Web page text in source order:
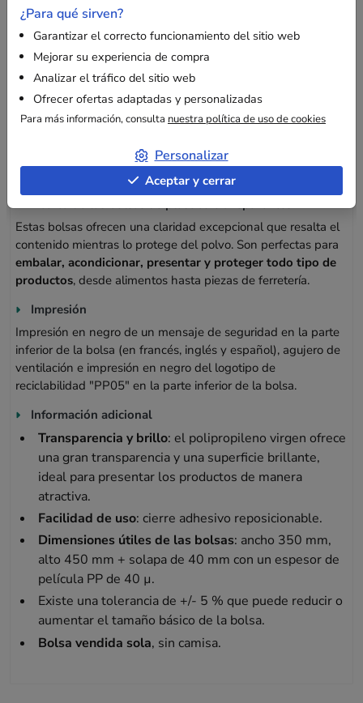
Descripción
transparentes de polipropileno para sus
Estas bolsas ofrecen una claridad excepcional que resalta el
contenido mientras lo protege del polvo. Son perfectas para
embalar, acondicionar, presentar y proteger todo tipo de
productos, desde alimentos hasta piezas de ferretería.
Impresión
Impresión en negro de un mensaje de seguridad en la parte
inferior de la bolsa (en francés, inglés y español), agujero de
ventilación e impresión en negro del logotipo de
reciclabilidad "PP05" en la parte inferior de la bolsa.
Información adicional
Transparencia y brillo: el polipropileno virgen ofrece
una gran transparencia y una superficie brillante,
ideal para presentar los productos de manera
atractiva.
Facilidad de uso: cierre adhesivo reposicionable.
Dimensiones útiles de las bolsas: ancho 350 mm,
alto 450 mm + solapa de 40 mm con un espesor de
película PP de 40 µ.
Existe una tolerancia de +/- 5 % que puede reducir o
aumentar el tamaño básico de la bolsa.
Bolsa vendida sola, sin camisa.
¿Para qué sirven?
Garantizar el correcto funcionamiento del sitio web
Mejorar su experiencia de compra
Analizar el tráfico del sitio web
Ofrecer ofertas adaptadas y personalizadas
Para más información, consulta nuestra política de uso de cookies
Personalizar
Aceptar y cerrar